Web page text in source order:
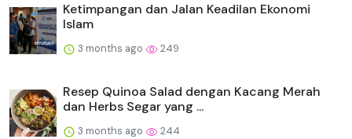
Ketimpangan dan Jalan Keadilan Ekonomi
Islam
3 months ago 249
Resep Quinoa Salad dengan Kacang Merah
dan Herbs Segar yang ...
3 months ago 244